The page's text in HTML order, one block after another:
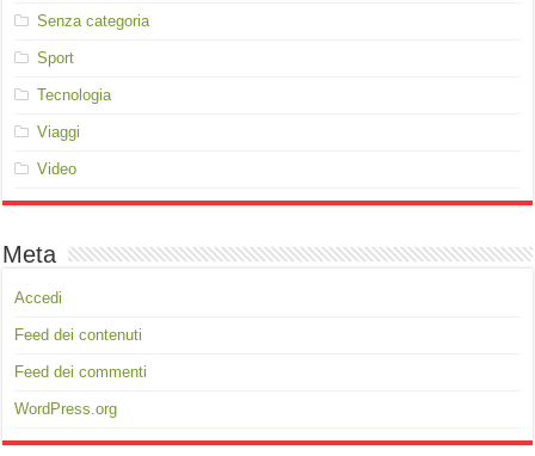
Senza categoria
Sport
Tecnologia
Viaggi
Video
Meta
Accedi
Feed dei contenuti
Feed dei commenti
WordPress.org